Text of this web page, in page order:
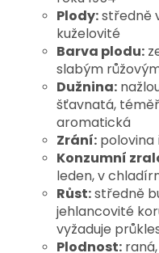
Plody:středně
kuželovité
Barva plodu:
slabým
Dužnina:
šťavnatá,
aromatická
Zrání: polovina
Konzumní
leden, v
Růst:středně
jehlancovité
vyžaduje
Plodnost: